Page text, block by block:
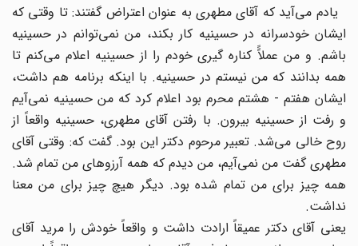
یادم می‌آید که آقای مطهری به عنوان اعتراض گفتند: تا وقتی که
ایشان خودسرانه در حسینیه کار بکند، من نمی‌توانم در حسینیه
باشم. و من عملاًً کناره گیری خودم را از حسینیه اعلام می‌کنم تا
همه بدانند که من نیستم در حسینیه. با اینکه برنامه هم داشت،
ایشان هفتم - هشتم محرم بود اعلام کرد که من حسینیه نمی‌آیم
و رفت از حسینیه بیرون. با رفتن آقای مطهری، حسینیه واقعاً از
روح خالی می‌شد. تعبیر مرحوم دکتر این بود. گفت که: وقتی آقای
مطهری گفت من نمی‌آیم، من دیدم که همه آرزوهای من تمام شد.
همه چیز برای من تمام شده بود. دیگر هیچ چیز برای من معنا
نداشت.
یعنی آقای دکتر عمیقاً ارادت داشت و واقعاً خودش را مرید آقای